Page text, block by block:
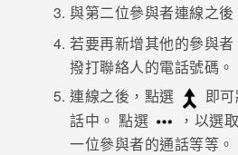
與第二位參與者連線之
若要再新增其他的參與
撥打聯絡人的電話號碼。
連線之後，點選
即
話中。 點選
，以選
一位參與者的通話等等。